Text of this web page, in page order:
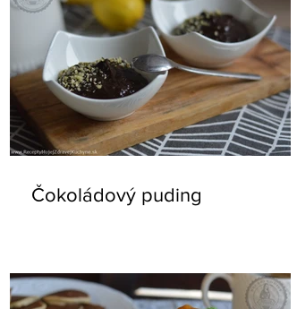
Čokoládový puding